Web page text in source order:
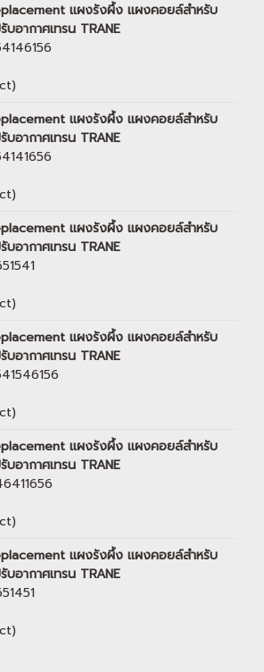
แผงรังผึ้ง แผงคอยล์สำหรับ
บอากาศเทรน TRANE
แผงรังผึ้ง แผงคอยล์สำหรับ
บอากาศเทรน TRANE
แผงรังผึ้ง แผงคอยล์สำหรับ
บอากาศเทรน TRANE
แผงรังผึ้ง แผงคอยล์สำหรับ
บอากาศเทรน TRANE
แผงรังผึ้ง แผงคอยล์สำหรับ
บอากาศเทรน TRANE
แผงรังผึ้ง แผงคอยล์สำหรับ
บอากาศเทรน TRANE